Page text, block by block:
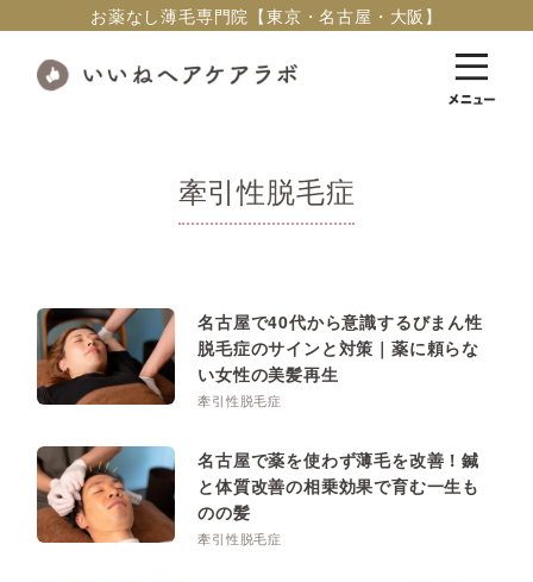
お薬なし薄毛専門院【東京・名古屋・大阪】
牽引性脱毛症
名古屋で40代から意識するびまん性
脱毛症のサインと対策｜薬に頼らな
い女性の美髪再生
牽引性脱毛症
名古屋で薬を使わず薄毛を改善！鍼
と体質改善の相乗効果で育む一生も
のの髪
牽引性脱毛症